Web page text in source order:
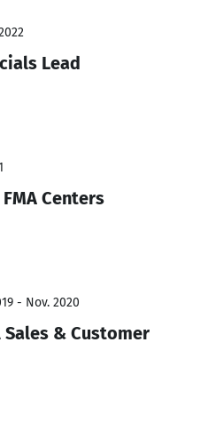
Lead
Centers
- Nov. 2020
& Customer